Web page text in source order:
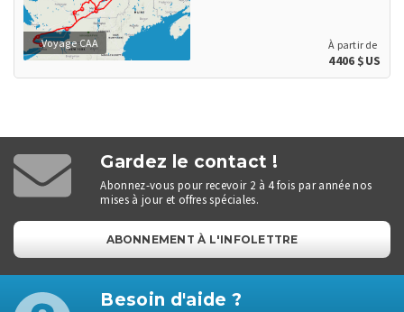
Voyage CAA À partir de
4406 $US
Gardez le contact !
Abonnez-vous pour recevoir 2 à 4 fois par année nos
mises à jour et offres spéciales.
ABONNEMENT À L'INFOLETTRE
Besoin d'aide ?